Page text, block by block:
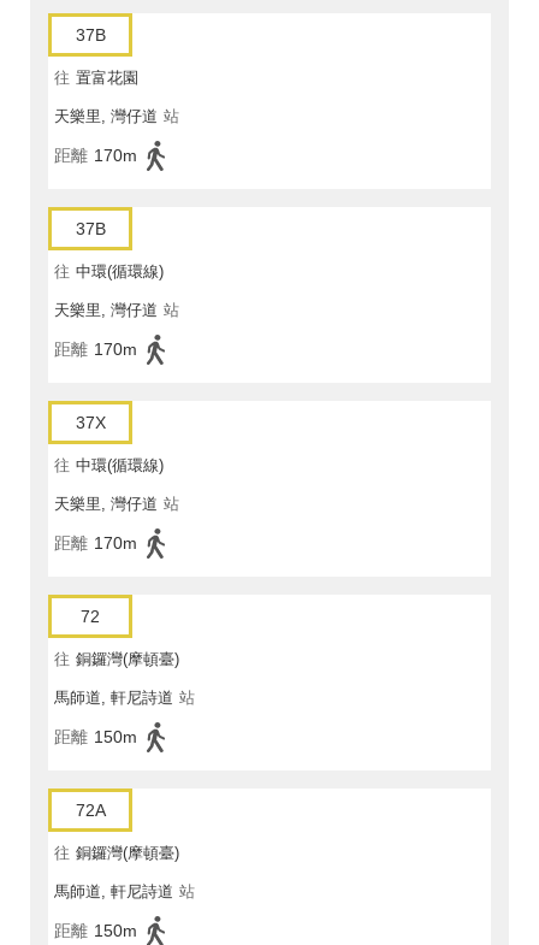
37B
往 置富花園
天樂里, 灣仔道 站
距離 170m
37B
往 中環(循環線)
天樂里, 灣仔道 站
距離 170m
37X
往 中環(循環線)
天樂里, 灣仔道 站
距離 170m
72
往 銅鑼灣(摩頓臺)
馬師道, 軒尼詩道 站
距離 150m
72A
往 銅鑼灣(摩頓臺)
馬師道, 軒尼詩道 站
距離 150m